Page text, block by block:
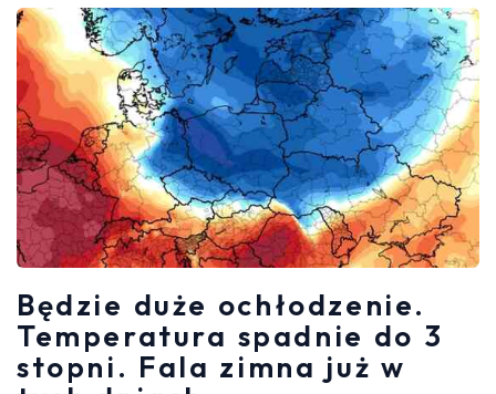
Będzie duże ochłodzenie.
Temperatura spadnie do 3
stopni. Fala zimna już w